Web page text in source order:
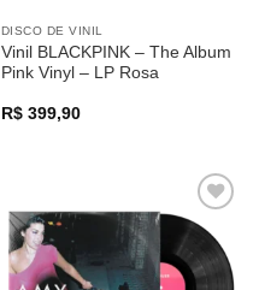
DISCO DE VINIL
Vinil BLACKPINK – The Album
Pink Vinyl – LP Rosa
R$399,90
Adicionar
a lista de
desejos